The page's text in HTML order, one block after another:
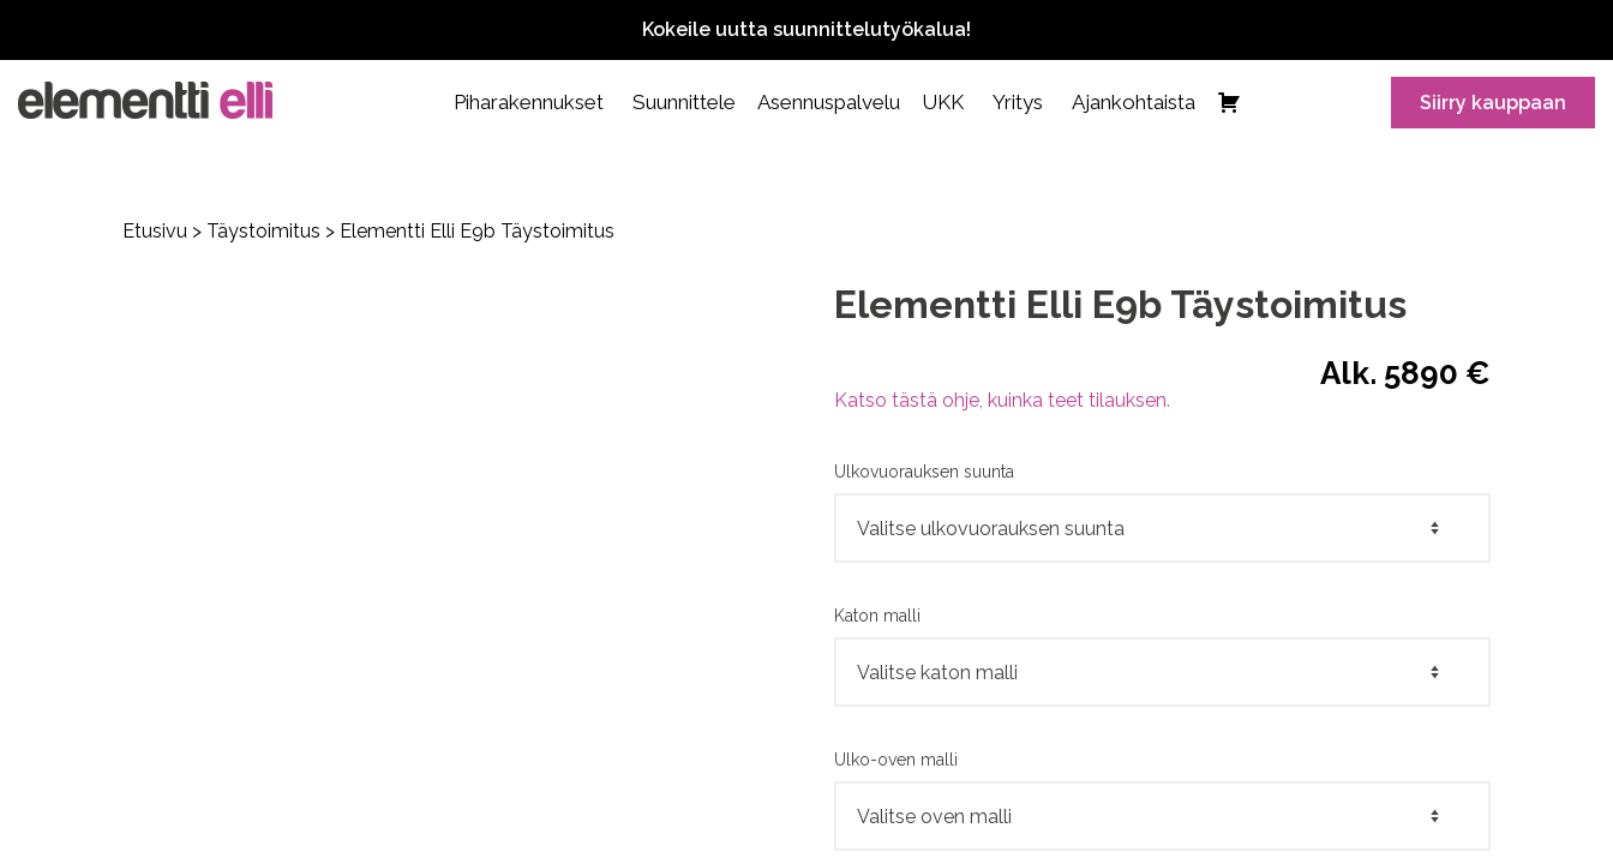
Kokeile uutta suunnittelutyökalua!
Piharakennukset Suunnittele Asennuspalvelu UKK Yritys Ajankohtaista Siirry kauppaan
Etusivu > Täystoimitus > Elementti Elli E9b Täystoimitus
Elementti Elli E9b Täystoimitus
Alk. 5890 €
Katso tästä ohje, kuinka teet tilauksen.
Ulkovuorauksen suunta
Katon malli
Ulko-oven malli